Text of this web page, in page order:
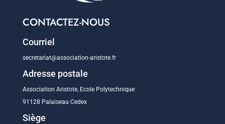
CONTACTEZ-NOUS
Courriel
secretariat@association-aristote.fr
Adresse postale
Association Aristote, Ecole Polytechnique
91128 Palaiseau Cedex
Siège